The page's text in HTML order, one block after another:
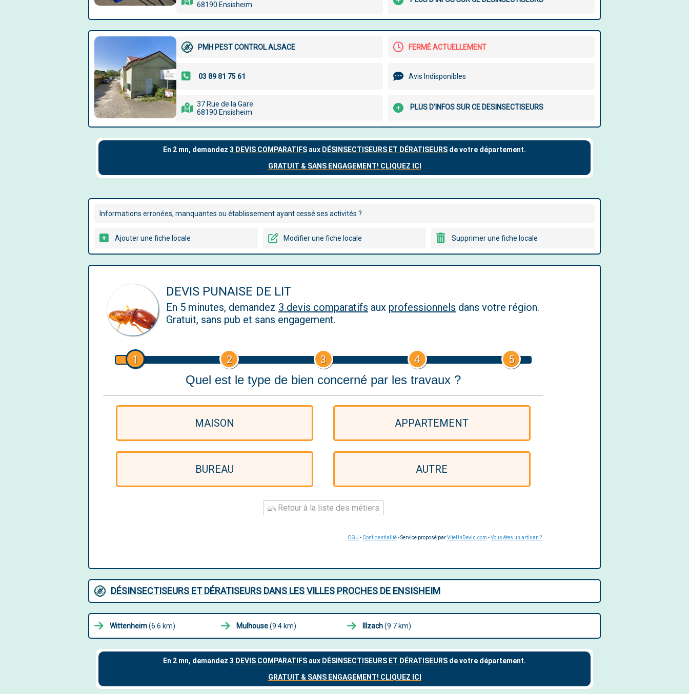
68190 Ensisheim
PMH PEST CONTROL ALSACE FERMÉ ACTUELLEMENT
Avis Indisponibles
37 Rue de la Gare
68190 Ensisheim
PLUS D'INFOS SUR CE DESINSECTISEURS
Informations erronées, manquantes ou établissement ayant cessé ses activités ?
Ajouter une fiche locale Modifier une fiche locale Supprimer une fiche locale
DEVIS PUNAISE DE LIT
En 5 minutes, demandez 3 devis comparatifs aux professionnels dans votre région.
Gratuit, sans pub et sans engagement.
1 2 3 4 5
Quel est le type de bien concerné par les travaux ?
MAISON APPARTEMENT
BUREAU AUTRE
Retour à la liste des métiers
CGU - Confidentialité- Service proposé parViteUnDevis.com -Vous êtes un artisan ?
DÉSINSECTISEURS ET DÉRATISEURS DANS LES VILLES PROCHES DE ENSISHEIM
Wittenheim(6.6 km) Mulhouse(9.4 km) Illzach(9.7 km)